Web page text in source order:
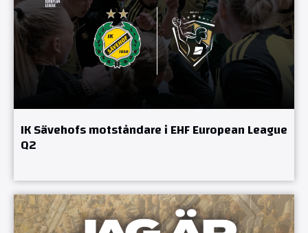
IK Sävehofs motståndare i EHF European League
Q2